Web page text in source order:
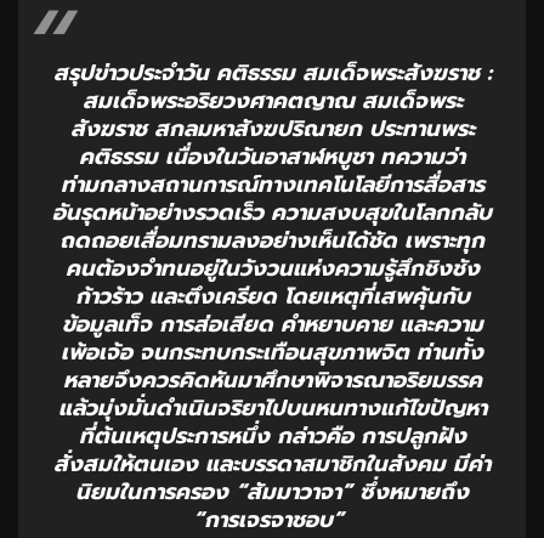
สรุปข่าวประจำวัน คติธรรม สมเด็จพระสังฆราช :
สมเด็จพระอริยวงศาคตญาณ สมเด็จพระ
สังฆราช สกลมหาสังฆปริณายก ประทานพระ
คติธรรม เนื่องในวันอาสาฬหบูชา ทความว่า
ท่ามกลางสถานการณ์ทางเทคโนโลยีการสื่อสาร
อันรุดหน้าอย่างรวดเร็ว ความสงบสุขในโลกกลับ
ถดถอยเสื่อมทรามลงอย่างเห็นได้ชัด เพราะทุก
คนต้องจำทนอยู่ในวังวนแห่งความรู้สึกชิงชัง
ก้าวร้าว และตึงเครียด โดยเหตุที่เสพคุ้นกับ
ข้อมูลเท็จ การส่อเสียด คำหยาบคาย และความ
เพ้อเจ้อ จนกระทบกระเทือนสุขภาพจิต ท่านทั้ง
หลายจึงควรคิดหันมาศึกษาพิจารณาอริยมรรค
แล้วมุ่งมั่นดำเนินจริยาไปบนหนทางแก้ไขปัญหา
ที่ต้นเหตุประการหนึ่ง กล่าวคือ การปลูกฝัง
สั่งสมให้ตนเอง และบรรดาสมาชิกในสังคม มีค่า
นิยมในการครอง “สัมมาวาจา” ซึ่งหมายถึง
“การเจรจาชอบ”